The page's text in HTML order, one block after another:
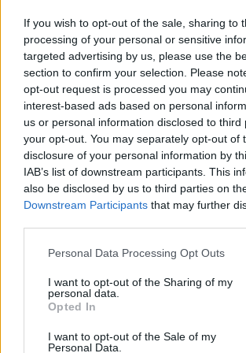
If you wish to opt-out of the sale, sharing to
processing of your personal or sensitive
targeted advertising by us, please use the
section to confirm your selection. Please
opt-out request is processed you may
interest-based ads based on personal
us or personal information disclosed to third
your opt-out. You may separately opt-out of
disclosure of your personal information by
IAB’s list of downstream participants. This
also be disclosed by us to third parties on
Downstream Participants that may further
Personal Data Processing Opt Outs
I want to opt-out of the Sharing of my
personal data.
Opted In
I want to opt-out of the Sale of my
Personal Data.
TZonegefällt dies.
Wurzelgnom
Colonel des Forums
Event durch und zufrieden.
Und das obwohl Fortschritt zu lang und
gering waren.
Auch habe ick nich mein gesuchtes 2H
Da ick erst letztes Wendigo Event das
Edelsteinreichtum bekam,
konnte ick genüßlich Solo Gnadenlose
während ick das Event ohne zu cashen
Thabo kein Ding
Essenzen = 1 Runde Gnadenlos bringen